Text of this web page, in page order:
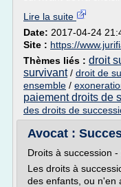
Lire la suite
Date: 2017-04-24
Site : https://
Thèmes liés : droit
survivant/ droit de
ensemble /
paiement droits de
des droits de
Avocat :
Droits à succession -
Les droits à
des enfants, ou n'en